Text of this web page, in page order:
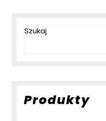
Szukaj
Produkty